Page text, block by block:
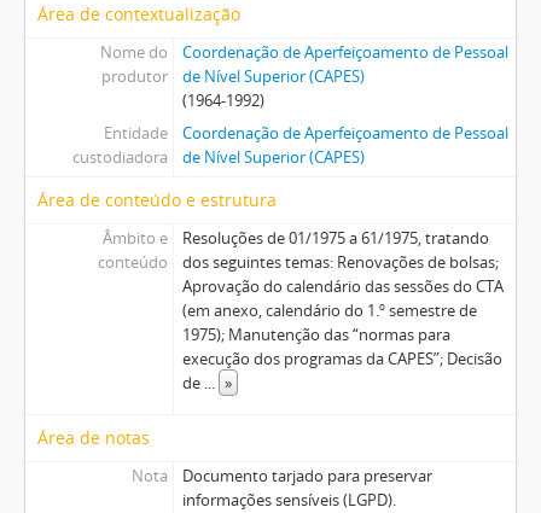
Área de contextualização
Nome do
produtor
Coordenação de Aperfeiçoamento de Pessoal
de Nível Superior (CAPES)
(1964-1992)
Entidade
custodiadora
Coordenação de Aperfeiçoamento de Pessoal
de Nível Superior (CAPES)
Área de conteúdo e estrutura
Âmbito e
conteúdo
Resoluções de 01/1975 a 61/1975, tratando
dos seguintes temas: Renovações de bolsas;
Aprovação do calendário das sessões do CTA
(em anexo, calendário do 1.º semestre de
1975); Manutenção das “normas para
execução dos programas da CAPES”; Decisão
de ... »
Área de notas
Nota
Documento tarjado para preservar
informações sensíveis (LGPD).